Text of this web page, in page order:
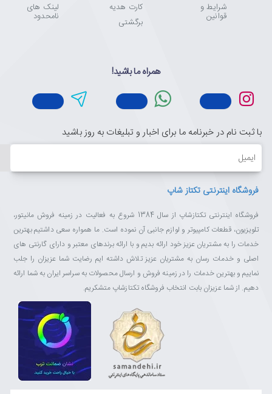
شرایط و
قوانین
کارت هدیه
برگشتی
لینک های
نامحدود
همراه ما باشید!
با ثبت نام در خبرنامه ما برای اخبار و تبلیغات به روز باشید
ایمیل
فروشگاه اینترنتی تکتاز شاپ
فروشگاه اینترنتی تکتازشاپ از سال 1384 شروع به فعالیت در زمینه فروش مانیتور،
تلویزیون، قطعات کامپیوتر و لوازم جانبی آن نموده است. ما همواره سعی داشتیم بهترین
خدمات را به مشتریان عزیز خود ارائه بدیم و با ارائه برندهای معتبر و دارای گارنتی های
اصلی و خدمات رسان به مشتریان عزیز تلاش داشته ایم رضایت شما عزیزان را جلب
نماییم و بهترین خدمات را در زمینه فروش و ارسال محصولات به سراسر ایران به شما ارائه
دهیم. از شما عزیزان بابت انتخاب فروشگاه تکتازشاپ متشکریم.